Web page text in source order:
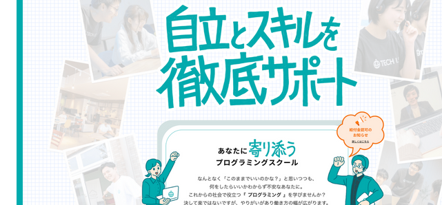
北海道 / 東北
関東
中部
近畿
四国
九州 / 沖縄